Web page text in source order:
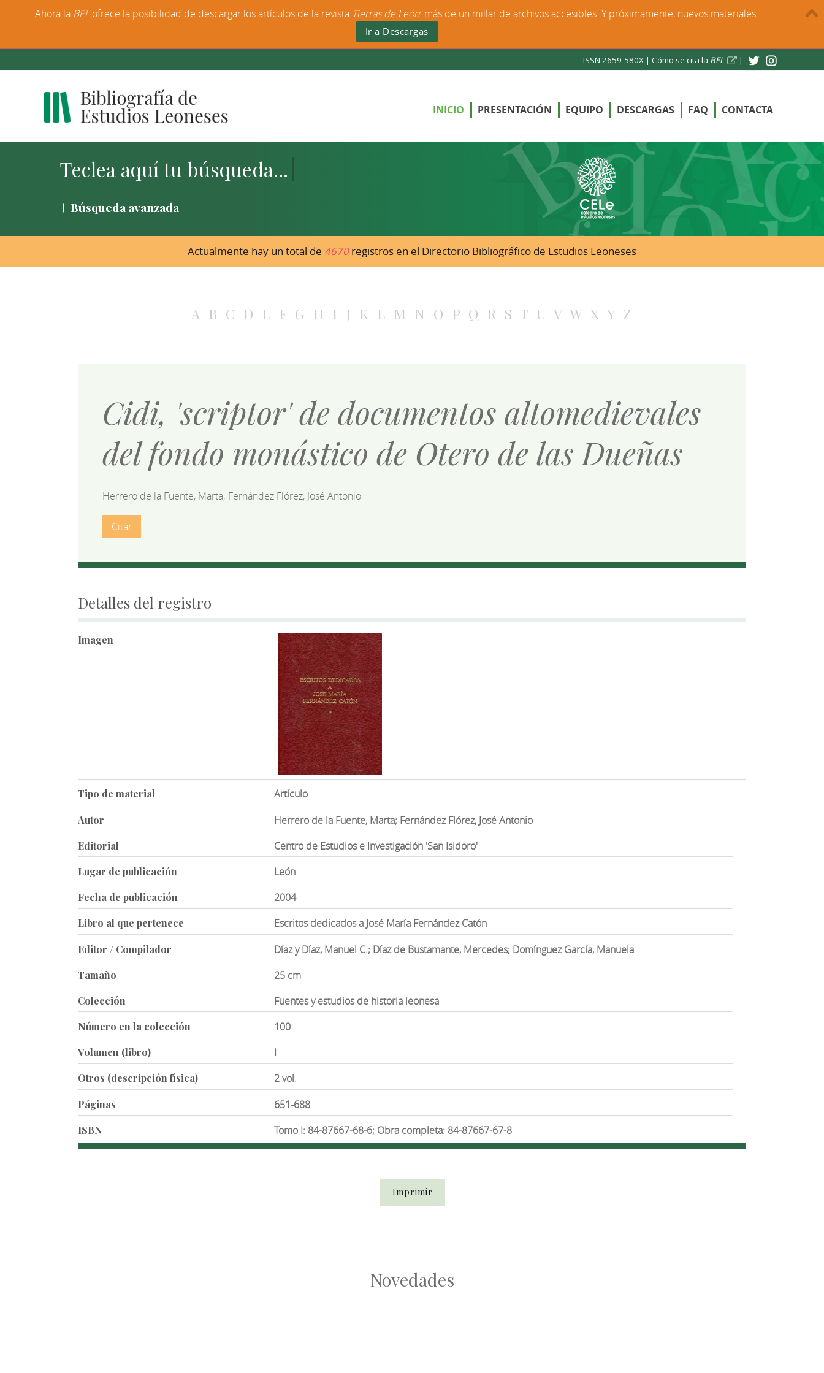
ISSN 2659-580X | Cómo se cita la BEL |
INICIO PRESENTACIÓN EQUIPO DESCARGAS FAQ CONTACTA
Búsqueda avanzada
Actualmente hay un total de 4670registros en el Directorio Bibliográfico de Estudios Leoneses
A B C D E F G H I J K L M N O P Q R S T U V W X Y Z
Cidi, 'scriptor' de documentos altomedievales
del fondo monástico de Otero de las Dueñas
Herrero de la Fuente, Marta; Fernández Flórez, José Antonio
Citar
Detalles del registro
Imagen
Tipo de material Artículo
Autor Herrero de la Fuente, Marta; Fernández Flórez, José Antonio
Editorial Centro de Estudios e Investigación 'San Isidoro'
Lugar de publicación León
Fecha de publicación 2004
Libro al que pertenece Escritos dedicados a José María Fernández Catón
Editor / Compilador Díaz y Díaz, Manuel C.; Díaz de Bustamante, Mercedes; Domínguez García, Manuela
Tamaño 25 cm
Colección Fuentes y estudios de historia leonesa
Número en la colección 100
Volumen (libro) I
Otros (descripción física) 2 vol.
Páginas 651-688
ISBN Tomo I: 84-87667-68-6; Obra completa: 84-87667-67-8
Imprimir
Novedades
Ahora la BEL ofrece la posibilidad de descargar los artículos de la revista Tierras de León: más de un millar de archivos accesibles. Y próximamente, nuevos materiales.
Ir a Descargas